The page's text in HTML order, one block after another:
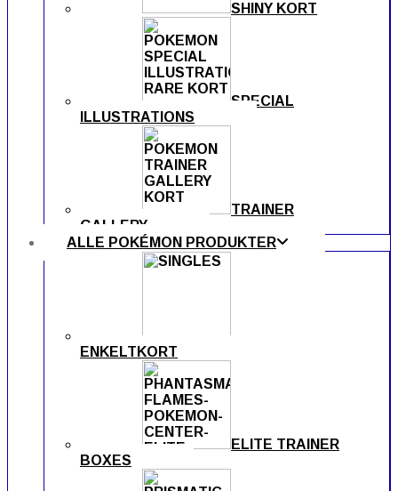
SHINY KORT
SPECIAL
ILLUSTRATIONS
TRAINER
GALLERY
ALLE POKÉMON PRODUKTER
ENKELTKORT
ELITE TRAINER
BOXES